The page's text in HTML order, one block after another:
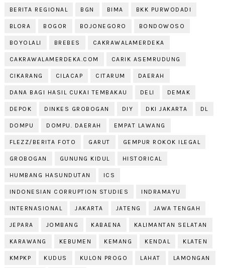
BERITA REGIONAL BGN BIMA BKK PURWODADI
BLORA BOGOR BOJONEGORO BONDOWOSO
BOYOLALI BREBES CAKRAWALAMERDEKA
CAKRAWALAMERDEKA.COM CARIK ASEMRUDUNG
CIKARANG CILACAP CITARUM DAERAH
DANA BAGI HASIL CUKAI TEMBAKAU DELI DEMAK
DEPOK DINKES GROBOGAN DIY DKI JAKARTA DL
DOMPU DOMPU. DAERAH EMPAT LAWANG
FLEZZ/BERITA FOTO GARUT GEMPUR ROKOK ILEGAL
GROBOGAN GUNUNG KIDUL HISTORICAL
HUMBANG HASUNDUTAN ICS
INDONESIAN CORRUPTION STUDIES INDRAMAYU
INTERNASIONAL JAKARTA JATENG JAWA TENGAH
JEPARA JOMBANG KABAENA KALIMANTAN SELATAN
KARAWANG KEBUMEN KEMANG KENDAL KLATEN
KMPKP KUDUS KULON PROGO LAHAT LAMONGAN